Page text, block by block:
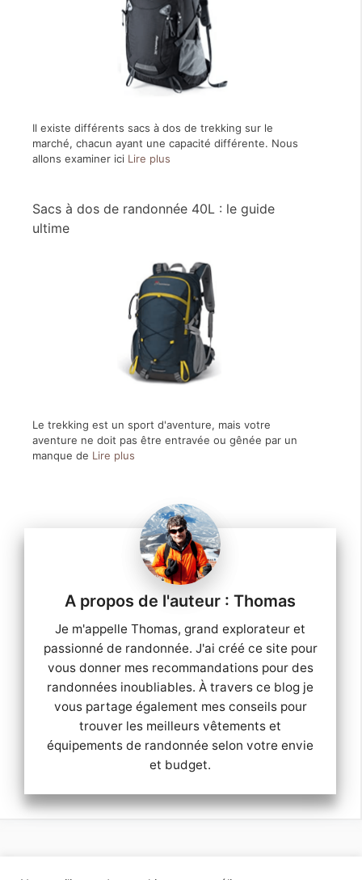
Il existe différents sacs à dos de trekking sur le
marché, chacun ayant une capacité différente. Nous
allons examiner ici Lire plus
Sacs à dos de randonnée 40L : le guide
ultime
Le trekking est un sport d'aventure, mais votre
aventure ne doit pas être entravée ou gênée par un
manque de Lire plus
Thomas
Je m'appelle Thomas, grand explorateur et
passionné de randonnée. J'ai créé ce site pour
vous donner mes recommandations pour des
randonnées inoubliables. À travers ce blog je
vous partage également mes conseils pour
trouver les meilleurs vêtements et
équipements de randonnée selon votre envie
et budget.